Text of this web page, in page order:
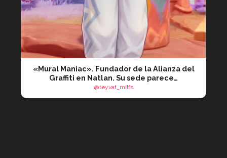
«Mural Maniac». Fundador de la Alianza del
Graffiti en Natlan. Su sede parece…
@teyvat_milfs